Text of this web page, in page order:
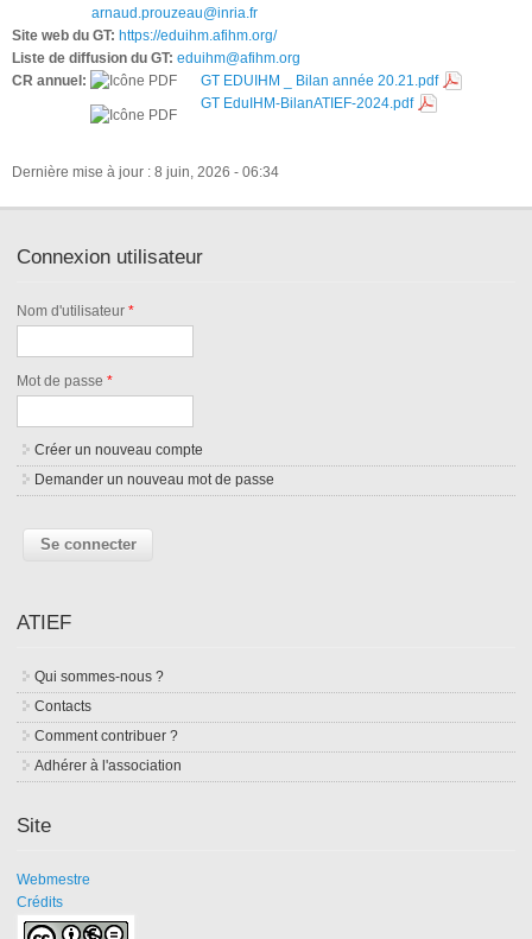
arnaud.prouzeau@inria.fr
Site web du GT: https://eduihm.afihm.org/
Liste de diffusion du GT: eduihm@afihm.org
CR annuel:
GT EDUIHM _ Bilan année 20.21.pdf
GT EduIHM-BilanATIEF-2024.pdf
Dernière mise à jour : 8 juin, 2026 - 06:34
Connexion utilisateur
Nom d'utilisateur*
Mot de passe*
Créer un nouveau compte
Demander un nouveau mot de passe
ATIEF
Qui sommes-nous ?
Contacts
Comment contribuer ?
Adhérer à l'association
Site
Webmestre
Crédits